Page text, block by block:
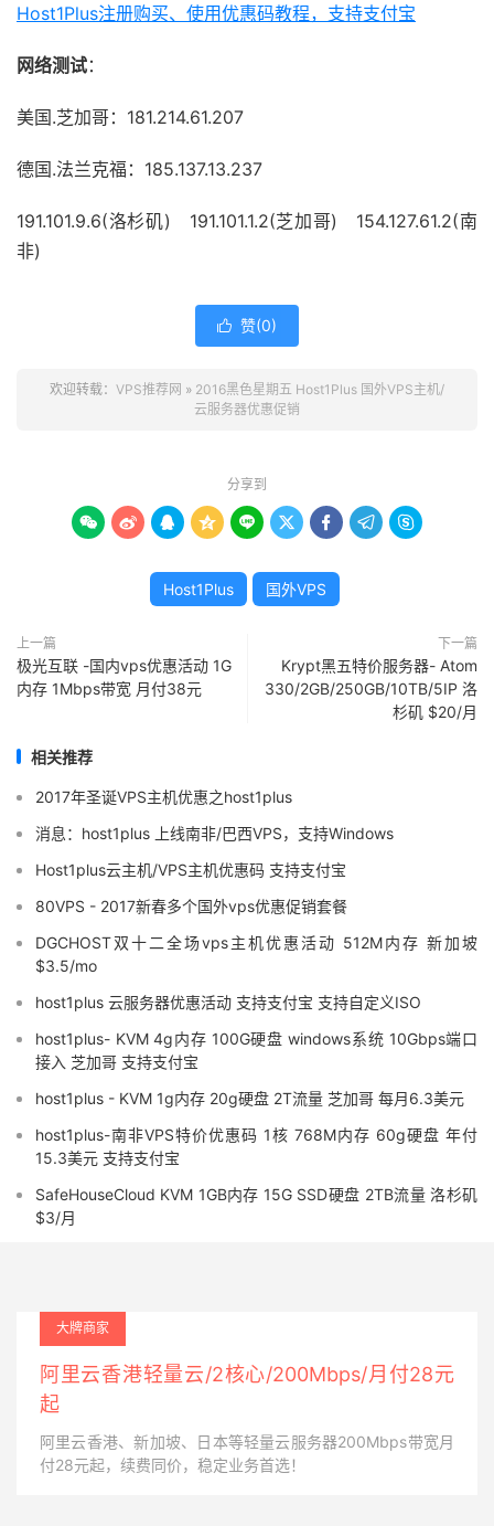
Host1Plus注册购买、使用优惠码教程，支持支付宝
网络测试：
美国.芝加哥：181.214.61.207
德国.法兰克福：185.137.13.237
191.101.9.6(洛杉矶) 191.101.1.2(芝加哥) 154.127.61.2(南
非)
 赞(0)
欢迎转载： VPS推荐网 » 2016黑色星期五 Host1Plus 国外VPS主机/
云服务器优惠促销
分享到
        
Host1Plus 国外VPS
上一篇
极光互联 -国内vps优惠活动 1G
内存 1Mbps带宽 月付38元
下一篇
Krypt黑五特价服务器- Atom
330/2GB/250GB/10TB/5IP 洛
杉矶 $20/月
相关推荐
2017年圣诞VPS主机优惠之host1plus
消息：host1plus 上线南非/巴西VPS，支持Windows
Host1plus云主机/VPS主机优惠码 支持支付宝
80VPS - 2017新春多个国外vps优惠促销套餐
DGCHOST双十二全场vps主机优惠活动 512M内存 新加坡
$3.5/mo
host1plus 云服务器优惠活动 支持支付宝 支持自定义ISO
host1plus- KVM 4g内存 100G硬盘 windows系统 10Gbps端口
接入 芝加哥 支持支付宝
host1plus - KVM 1g内存 20g硬盘 2T流量 芝加哥 每月6.3美元
host1plus-南非VPS特价优惠码 1核 768M内存 60g硬盘 年付
15.3美元 支持支付宝
SafeHouseCloud KVM 1GB内存 15G SSD硬盘 2TB流量 洛杉矶
$3/月
大牌商家
阿里云香港轻量云/2核心/200Mbps/月付28元
起
阿里云香港、新加坡、日本等轻量云服务器200Mbps带宽月
付28元起，续费同价，稳定业务首选！